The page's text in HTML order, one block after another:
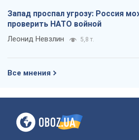
Запад проспал угрозу: Россия
проверить НАТО войной
Леонид Невзлин 5,8 т.
Все мнения